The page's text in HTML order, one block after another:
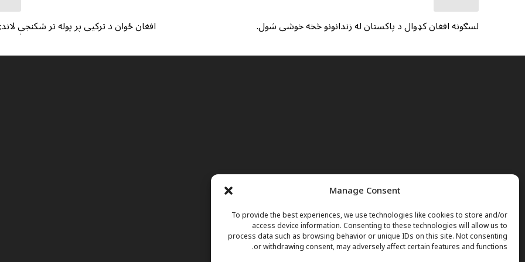
Manage Consent
To provide the best experiences, we use technologies like cookies to store and/or
access device information. Consenting to these technologies will allow us to
process data such as browsing behavior or unique IDs on this site. Not consenting
or withdrawing consent, may adversely affect certain features and functions.
افغان ځوان د ترکیی پر پوله تر شکنجې
لسګونه افغان کډوال د پاکستان له زندانونو څخه خوشی شول.